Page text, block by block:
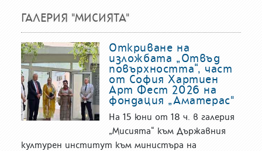
ГАЛЕРИЯ "МИСИЯТА"
Откриване на
изложбата „Отвъд
повърхността“, част
от София Хартиен
Арт Фест 2026 на
фондация „Аматерас"
На 15 юни от 18 ч. в галерия
„Мисията“ към Държавния
културен институт към министъра на